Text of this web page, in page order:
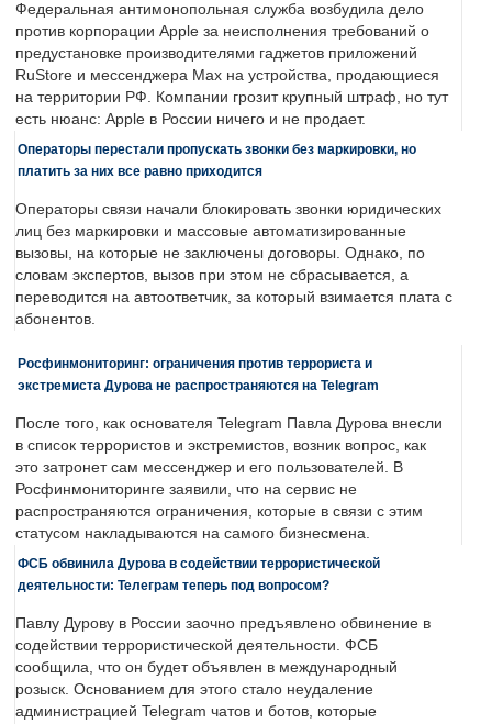
Федеральная антимонопольная служба возбудила дело
против корпорации Apple за неисполнения требований о
предустановке производителями гаджетов приложений
RuStore и мессенджера Max на устройства, продающиеся
на территории РФ. Компании грозит крупный штраф, но тут
есть нюанс: Apple в России ничего и не продает.
Операторы перестали пропускать звонки без маркировки, но
платить за них все равно приходится
Операторы связи начали блокировать звонки юридических
лиц без маркировки и массовые автоматизированные
вызовы, на которые не заключены договоры. Однако, по
словам экспертов, вызов при этом не сбрасывается, а
переводится на автоответчик, за который взимается плата с
абонентов.
Росфинмониторинг: ограничения против террориста и
экстремиста Дурова не распространяются на Telegram
После того, как основателя Telegram Павла Дурова внесли
в список террористов и экстремистов, возник вопрос, как
это затронет сам мессенджер и его пользователей. В
Росфинмониторинге заявили, что на сервис не
распространяются ограничения, которые в связи с этим
статусом накладываются на самого бизнесмена.
ФСБ обвинила Дурова в содействии террористической
деятельности: Телеграм теперь под вопросом?
Павлу Дурову в России заочно предъявлено обвинение в
содействии террористической деятельности. ФСБ
сообщила, что он будет объявлен в международный
розыск. Основанием для этого стало неудаление
администрацией Telegram чатов и ботов, которые